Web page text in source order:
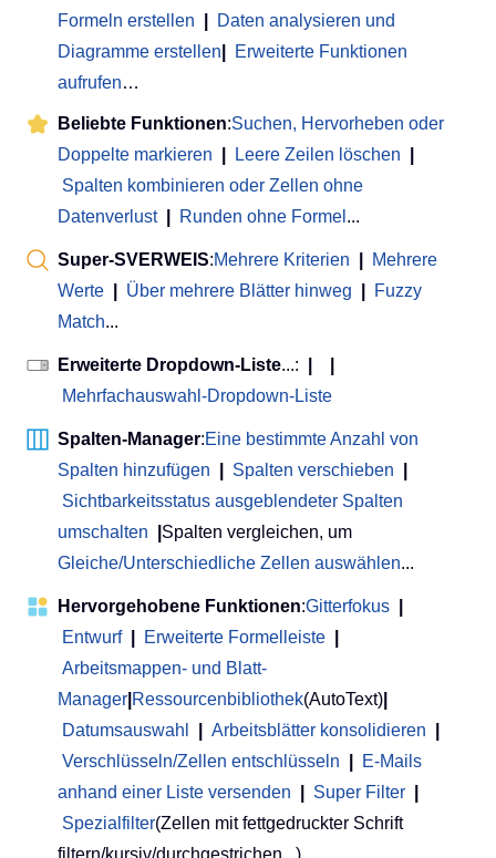
Formeln erstellen
Daten analysieren und
Diagramme erstellen
Erweiterte Funktionen
aufrufen…
Beliebte Funktionen:Suchen, Hervorheben oder
Doppelte markieren
Leere Zeilen löschen
Spalten kombinieren oder Zellen ohne
Datenverlust
Runden ohne Formel ...
Super-SVERWEIS:Mehrere Kriterien
Mehrere
Werte
Über mehrere Blätter hinweg
Fuzzy
Match...
Erweiterte Dropdown-Liste...:
Mehrfachauswahl-Dropdown-Liste
Spalten-Manager:Eine bestimmte Anzahl von
Spalten hinzufügen
Spalten verschieben
Sichtbarkeitsstatus ausgeblendeter Spalten
umschalten
Spalten vergleichen, um
Gleiche/Unterschiedliche Zellen auswählen...
Hervorgehobene Funktionen:Gitterfokus
Entwurf
Erweiterte Formelleiste
Arbeitsmappen- und Blatt-
Manager Ressourcenbibliothek(AutoText)
Datumsauswahl
Arbeitsblätter konsolidieren
Verschlüsseln/Zellen entschlüsseln
E-Mails
anhand einer Liste versenden
Super Filter
Spezialfilter(Zellen mit fettgedruckter Schrift
filtern/kursiv/durchgestrichen...) ...